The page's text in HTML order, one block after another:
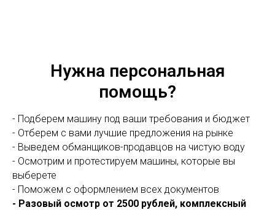
Нужна персональная
помощь?
- Подберем машину под ваши требования и бюджет
- Отберем с вами лучшие предложения на рынке
- Выведем обманщиков-продавцов на чистую воду
- Осмотрим и протестируем машины, которые вы
выберете
- Поможем с оформлением всех документов
- Разовый осмотр от 2500 рублей, комплексный